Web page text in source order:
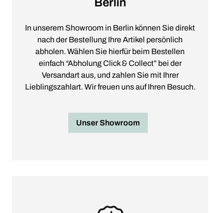
In unserem Showroom in Berlin können Sie direkt
nach der Bestellung Ihre Artikel persönlich
abholen. Wählen Sie hierfür beim Bestellen
einfach “Abholung Click & Collect” bei der
Versandart aus, und zahlen Sie mit Ihrer
Lieblingszahlart. Wir freuen uns auf Ihren Besuch.
Unser Showroom